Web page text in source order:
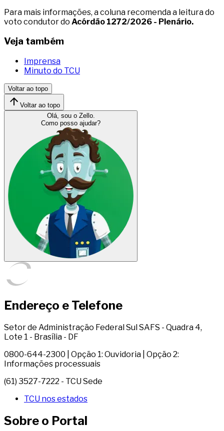
Para mais informações, a coluna recomenda a leitura do
voto condutor do Acórdão 1272/2026 - Plenário.
Veja também
Imprensa
Minuto do TCU
Voltar ao topo
Voltar ao topo
Olá, sou o Zello.
Como posso ajudar?
Endereço e Telefone
Setor de Administração Federal Sul SAFS - Quadra 4,
Lote 1 - Brasília - DF
0800-644-2300 | Opção 1: Ouvidoria | Opção 2:
Informações processuais
(61) 3527-7222 - TCU Sede
TCU nos estados
Sobre o Portal